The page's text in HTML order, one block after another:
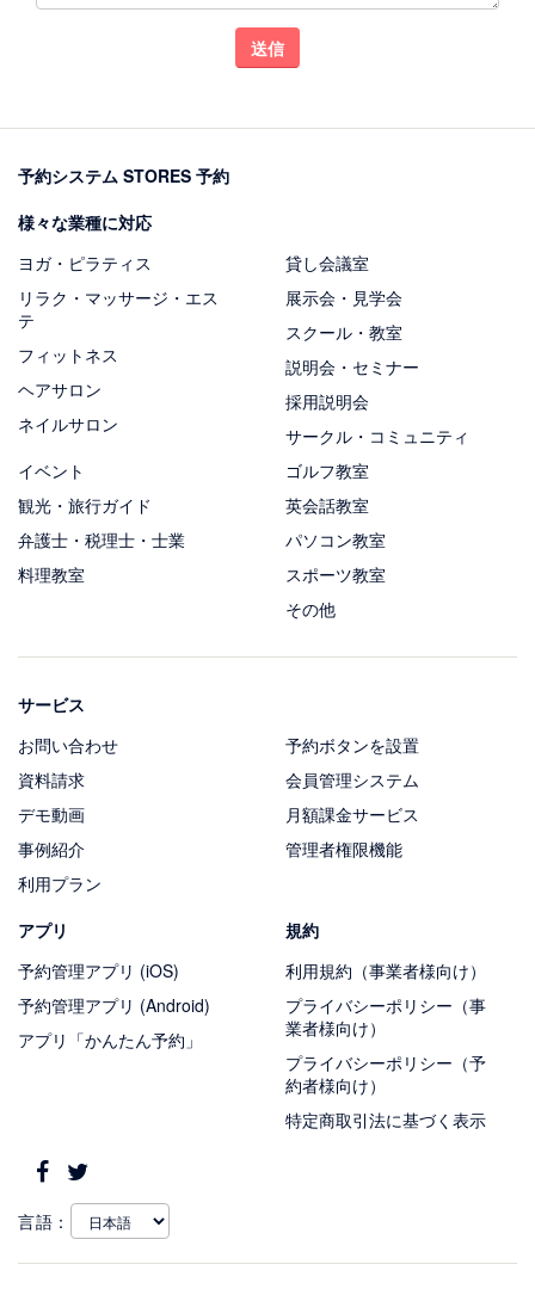
予約システム STORES 予約
様々な業種に対応
ヨガ・ピラティス
リラク・マッサージ・エス
テ
フィットネス
ヘアサロン
ネイルサロン
貸し会議室
展示会・見学会
スクール・教室
説明会・セミナー
採用説明会
サークル・コミュニティ
イベント
観光・旅行ガイド
弁護士・税理士・士業
料理教室
ゴルフ教室
英会話教室
パソコン教室
スポーツ教室
その他
サービス
お問い合わせ
資料請求
デモ動画
事例紹介
利用プラン
予約ボタンを設置
会員管理システム
月額課金サービス
管理者権限機能
アプリ
予約管理アプリ (iOS)
予約管理アプリ (Android)
アプリ「かんたん予約」
規約
利用規約（事業者様向け）
プライバシーポリシー（事
業者様向け）
プライバシーポリシー（予
約者様向け）
特定商取引法に基づく表示
言語：